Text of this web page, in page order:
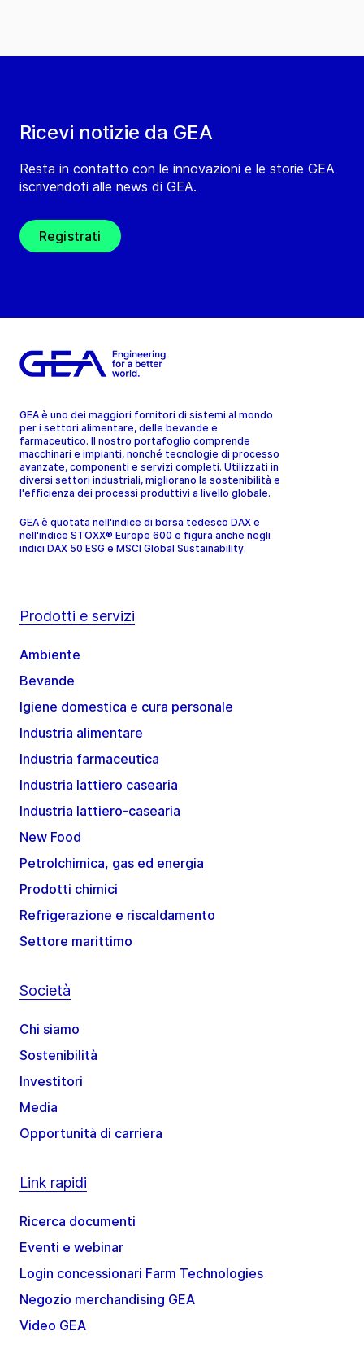
Ricevi notizie da GEA
Resta in contatto con le innovazioni e le storie GEA
iscrivendoti alle news di GEA.
Registrati
GEA è uno dei maggiori fornitori di sistemi al mondo
per i settori alimentare, delle bevande e
farmaceutico. Il nostro portafoglio comprende
macchinari e impianti, nonché tecnologie di processo
avanzate, componenti e servizi completi. Utilizzati in
diversi settori industriali, migliorano la sostenibilità e
l'efficienza dei processi produttivi a livello globale.
GEA è quotata nell'indice di borsa tedesco DAX e
nell'indice STOXX® Europe 600 e figura anche negli
indici DAX 50 ESG e MSCI Global Sustainability.
Prodotti e servizi
Ambiente
Bevande
Igiene domestica e cura personale
Industria alimentare
Industria farmaceutica
Industria lattiero casearia
Industria lattiero-casearia
New Food
Petrolchimica, gas ed energia
Prodotti chimici
Refrigerazione e riscaldamento
Settore marittimo
Società
Chi siamo
Sostenibilità
Investitori
Media
Opportunità di carriera
Link rapidi
Ricerca documenti
Eventi e webinar
Login concessionari Farm Technologies
Negozio merchandising GEA
Video GEA